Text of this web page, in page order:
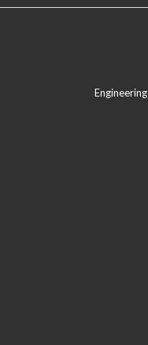
Engineering